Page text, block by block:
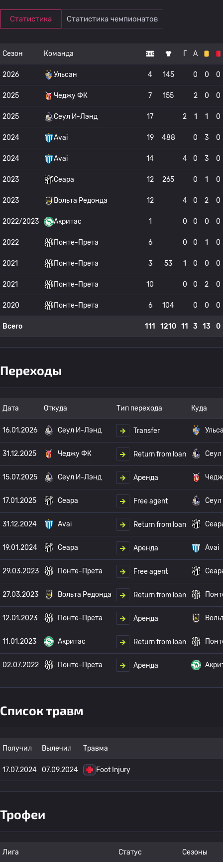
Статистика Статистика чемпионатов
Сезон Команда Г А
2026 Ульсан 4 145 0 0 0
2025 Чеджу ФК 7 155 2 0 0
2025 Сеул И-Лэнд 17 2 1 1 0
2024 Avai 19 488 0 3 0
2024 Avai 14 4 0 3 0
2023 Сеара 12 265 0 1 0
2023 Вольта Редонда 12 4 0 2 0
2022/2023 Акритас 1 0 0 0 0
2022 Понте-Прета 6 0 0 1 0
2021 Понте-Прета 3 53 1 0 0 0
2021 Понте-Прета 10 0 0 2 0
2020 Понте-Прета 6 104 0 0 0
Всего 111 1210 11 3 13 0
Переходы
Дата Откуда Тип перехода Куда
16.01.2026 Сеул И-Лэнд Transfer
31.12.2025 Чеджу ФК Return from loan
15.07.2025 Сеул И-Лэнд Аренда
17.01.2025 Сеара Free agent
31.12.2024 Avai Return from loan
19.01.2024 Сеара Аренда Avai
29.03.2023 Понте-Прета Free agent
27.03.2023 Вольта Редонда Return from loan
12.01.2023 Понте-Прета Аренда
11.01.2023 Акритас Return from loan
02.07.2022 Понте-Прета Аренда
Список травм
Получил Вылечил Травма
17.07.2024 07.09.2024 Foot Injury
Трофеи
Лига Статус Сезоны